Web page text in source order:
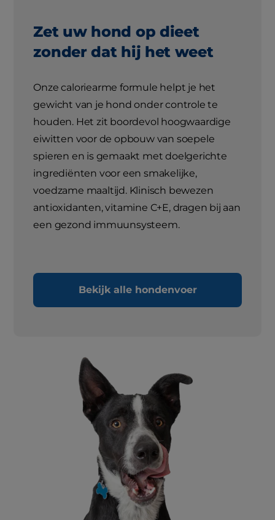
Zet uw hond op dieet
zonder dat hij het weet
Onze caloriearme formule helpt je het
gewicht van je hond onder controle te
houden. Het zit boordevol hoogwaardige
eiwitten voor de opbouw van soepele
spieren en is gemaakt met doelgerichte
ingrediënten voor een smakelijke,
voedzame maaltijd. Klinisch bewezen
antioxidanten, vitamine C+E, dragen bij aan
een gezond immuunsysteem.
Bekijk alle hondenvoer